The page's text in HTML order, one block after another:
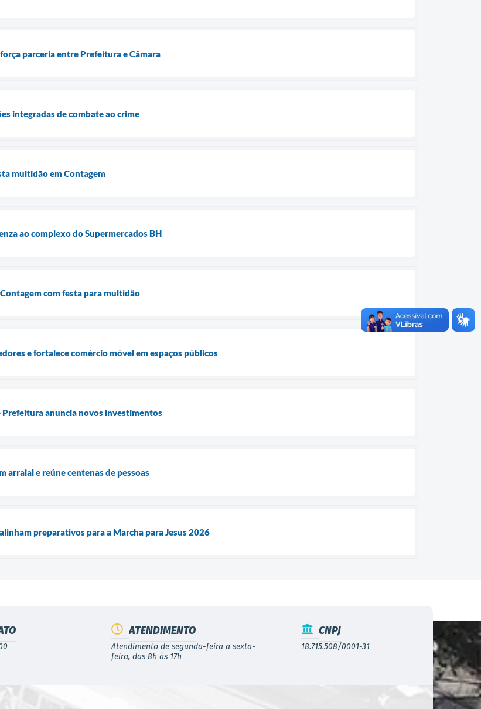
parceria entre Prefeitura e Câmara
integradas de combate ao crime
multidão em Contagem
ao complexo do Supermercados BH
com festa para multidão
e fortalece comércio móvel em espaços públicos
Prefeitura anuncia novos investimentos
arraial e reúne centenas de pessoas
preparativos para a Marcha para Jesus 2026
ATENDIMENTO
Atendimento de segunda-feira a sexta-
feira, das 8h às 17h
CNPJ
18.715.508/0001-31